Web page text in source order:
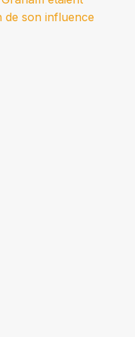
de son influence